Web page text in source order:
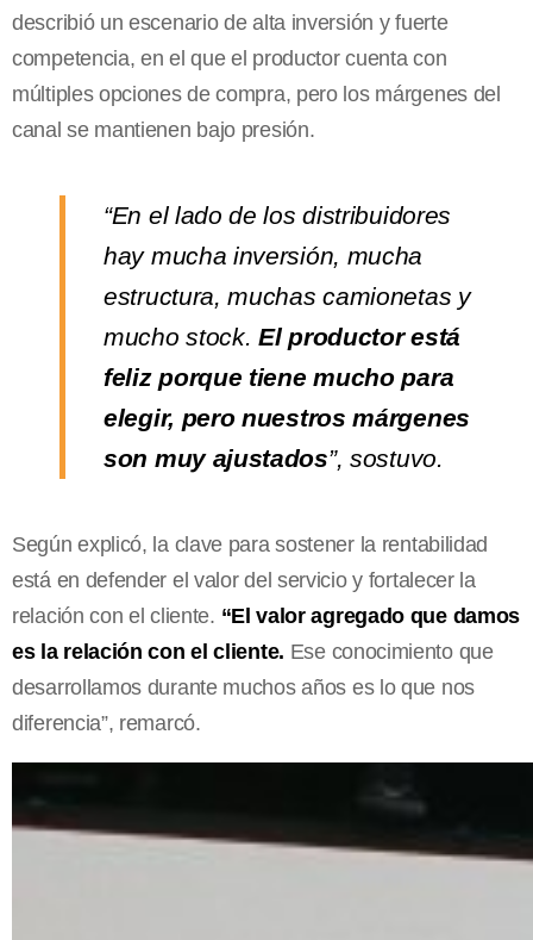
describió un escenario de alta inversión y fuerte
competencia, en el que el productor cuenta con
múltiples opciones de compra, pero los márgenes del
canal se mantienen bajo presión.
“En el lado de los distribuidores
hay mucha inversión, mucha
estructura, muchas camionetas y
mucho stock.El productor está
feliz porque tiene mucho para
elegir, pero nuestros márgenes
son muy ajustados”, sostuvo.
Según explicó, la clave para sostener la rentabilidad
está en defender el valor del servicio y fortalecer la
relación con el cliente. “El valor agregado que damos
es la relación con el cliente. Ese conocimiento que
desarrollamos durante muchos años es lo que nos
diferencia”, remarcó.